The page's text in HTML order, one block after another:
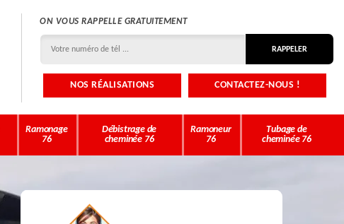
ON VOUS RAPPELLE GRATUITEMENT
NOS RÉALISATIONS CONTACTEZ-NOUS !
Ramonage
76
Débistrage de
cheminée 76
Ramoneur
76
Tubage de
cheminée 76